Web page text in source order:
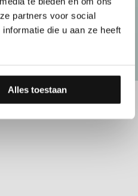
partners voor social
die u aan ze heeft
Alles toestaan